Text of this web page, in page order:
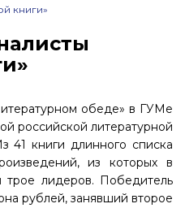
книги»
обеде» в ГУМе
российской литературной
41 книги длинного списка
из которых в
лидеров. Победитель
рублей, занявший второе